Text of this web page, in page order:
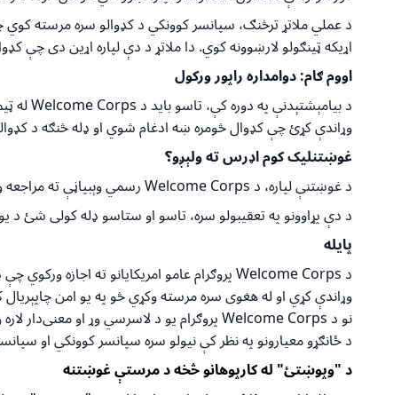
د عملي ملاتړ ترڅنګ، سپانسر کوونکي د کډوالو سره مرسته
اړیکه ټینګولو لارښوونه کوي. دا ملاتړ د دې لپاره اړین دی
اووم ګام: دوامداره راپور ورکول
د بیامېشتېدنې په دوره کې، تاسو باید دWelcome Corpsله
وړاندې کړئ چې کډوال څومره ښه ادغام شوي او ډله څنګه د
غوښتنلیککوم اډرس ته ولېږو؟
د غوښتنې لپاره، دWelcome Corpsرسمي وېبپاڼې ته
د دې پړاوونو په تعقیبولو سره، تاسو او ستاسو ډله کولی شئ د
پایله
دWelcome Corpsپروګرام عامو امریکایانو ته اجازه
وړاندې کړي او له هغوی سره مرسته وکړي څو په یو امن
نو دWelcome Corpsپروګرام یو د لاسرسي وړ او معنی‌دار
د ځانګړو معیارونو په نظر کې نیولو سره سپانسر کوونکي او
د "وپوښتئ" له کارپوهانو څخه د مرستې غوښتنه